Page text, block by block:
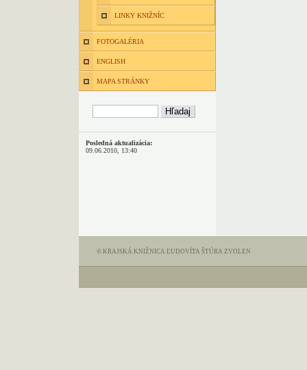
LINKY KNIŽNÍC
FOTOGALÉRIA
ENGLISH
MAPA STRÁNKY
Posledná aktualizácia:
09.06.2010, 13:40
© KRAJSKÁ KNIŽNICA ĽUDOVÍTA ŠTÚRA ZVOLEN